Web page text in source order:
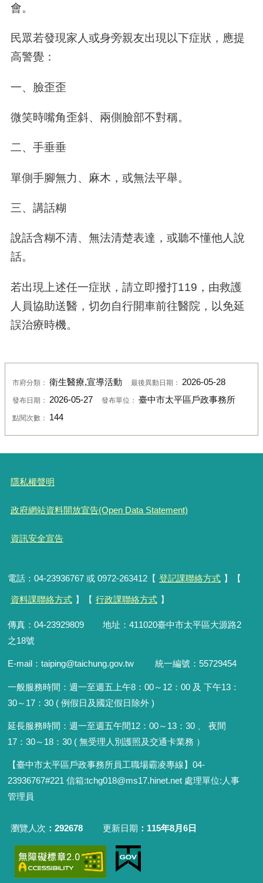
會。
民眾若發現家人或身旁親友出現以下症狀，應提
高警覺：
一、臉歪歪
微笑時嘴角歪斜、兩側臉部不對稱。
二、手垂垂
單側手腳無力、麻木，或無法平舉。
三、講話糊
說話含糊不清、無法清楚表達，或聽不懂他人說
話。
若出現上述任一症狀，請立即撥打119，由救護
人員協助送醫，切勿自行開車前往醫院，以免延
誤治療時機。
市府分類： 衛生醫療,宣導活動 最後異動日期： 2026-05-28
發布日期： 2026-05-27 發布單位： 臺中市太平區戶政事務所
點閱次數： 144
隱私權聲明
政府網站資料開放宣告(Open Data Statement)
資訊安全宣告
電話：04-23936767 或 0972-263412【 登記課聯絡方式 】【
資料課聯絡方式 】【 行政課聯絡方式 】
傳真：04-23929809 地址：411020臺中市太平區大源路2
之18號
E-mail：taiping@taichung.gov.tw 統一編號：55729454
一般服務時間： 週一至週五上午8：00～12：00 及 下午13：
30～17：30 ( 例假日及國定假日除外 )
延長服務時間：週一至週五午間12：00～ 13：30 、 夜間
17：30～ 18：30 ( 無受理人別護照及交通卡業務 ）
【臺中市太平區戶政事務所員工職場霸凌專線】04-
23936767#221 信箱:tchg018@ms17.hinet.net 處理單位:人事
管理員
瀏覽人次 292678 更新日期 115年8月6日